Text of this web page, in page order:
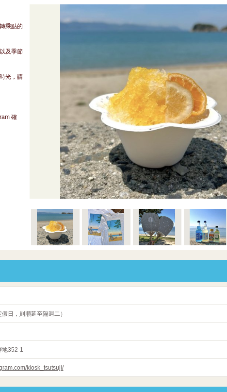
乘點的
及季節
光，請
確
日，則順延至隔週二）
地352-1
kiosk_tsutsuji/